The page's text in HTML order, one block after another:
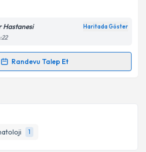
1
işlenmesine ilişkin
Aydınlatma
ve kişisel verilerimin belirtilen
işlenmesini kabul ediyorum.
Hastanesi Haritada Göster
Randevu Talep Et
Talebi
e-posta ile bilgilendireceğiz.